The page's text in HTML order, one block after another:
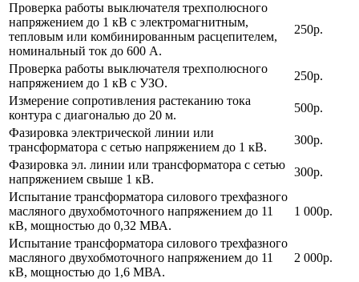
Проверка работы выключателя трехполюсного
напряжением до 1 кВ с электромагнитным,
тепловым или комбинированным расцепителем,
номинальный ток до 600 А.
250р.
Проверка работы выключателя трехполюсного
напряжением до 1 кВ с УЗО.
250р.
Измерение сопротивления растеканию тока
контура с диагональю до 20 м.
500р.
Фазировка электрической линии или
трансформатора с сетью напряжением до 1 кВ.
300р.
Фазировка эл. линии или трансформатора с сетью
напряжением свыше 1 кВ.
300р.
Испытание трансформатора силового трехфазного
масляного двухобмоточного напряжением до 11
кВ, мощностью до 0,32 МВА.
1 000р.
Испытание трансформатора силового трехфазного
масляного двухобмоточного напряжением до 11
кВ, мощностью до 1,6 МВА.
2 000р.